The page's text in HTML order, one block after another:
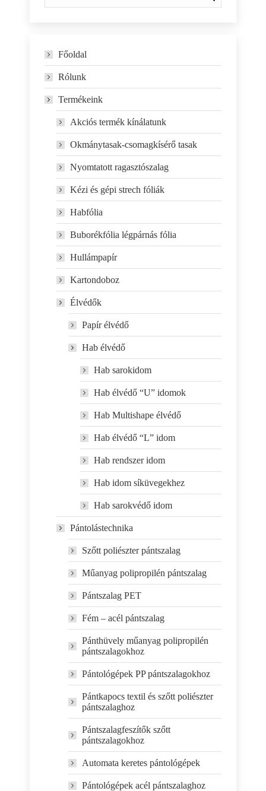
Főoldal
Rólunk
Termékeink
Akciós termék kínálatunk
Okmánytasak-csomagkísérő tasak
Nyomtatott ragasztószalag
Kézi és gépi strech fóliák
Habfólia
Buborékfólia légpárnás fólia
Hullámpapír
Kartondoboz
Élvédők
Papír élvédő
Hab élvédő
Hab sarokidom
Hab élvédő “U” idomok
Hab Multishape élvédő
Hab élvédő “L” idom
Hab rendszer idom
Hab idom síküvegekhez
Hab sarokvédő idom
Pántolástechnika
Szőtt poliészter pántszalag
Műanyag polipropilén pántszalag
Pántszalag PET
Fém – acél pántszalag
Pánthüvely műanyag polipropilén
pántszalagokhoz
Pántológépek PP pántszalagokhoz
Pántkapocs textil és szőtt poliészter
pántszalaghoz
Pántszalagfeszítők szőtt
pántszalagokhoz
Automata keretes pántológépek
Pántológépek acél pántszalaghoz